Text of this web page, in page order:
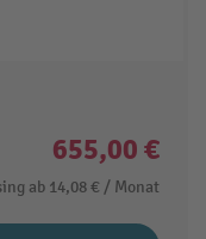
655,00 €
ab 14,08 € / Monat